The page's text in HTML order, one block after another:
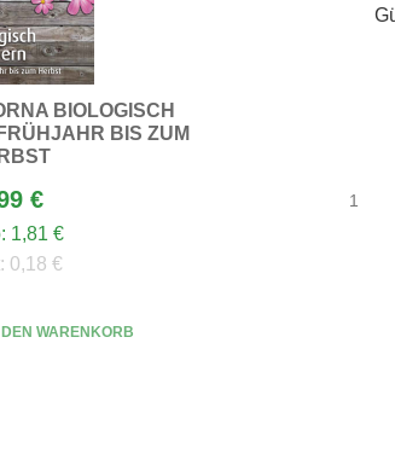
BIOLOGISCH
BIS ZUM
€
1,81 €
0,18 €
DEN WARENKORB